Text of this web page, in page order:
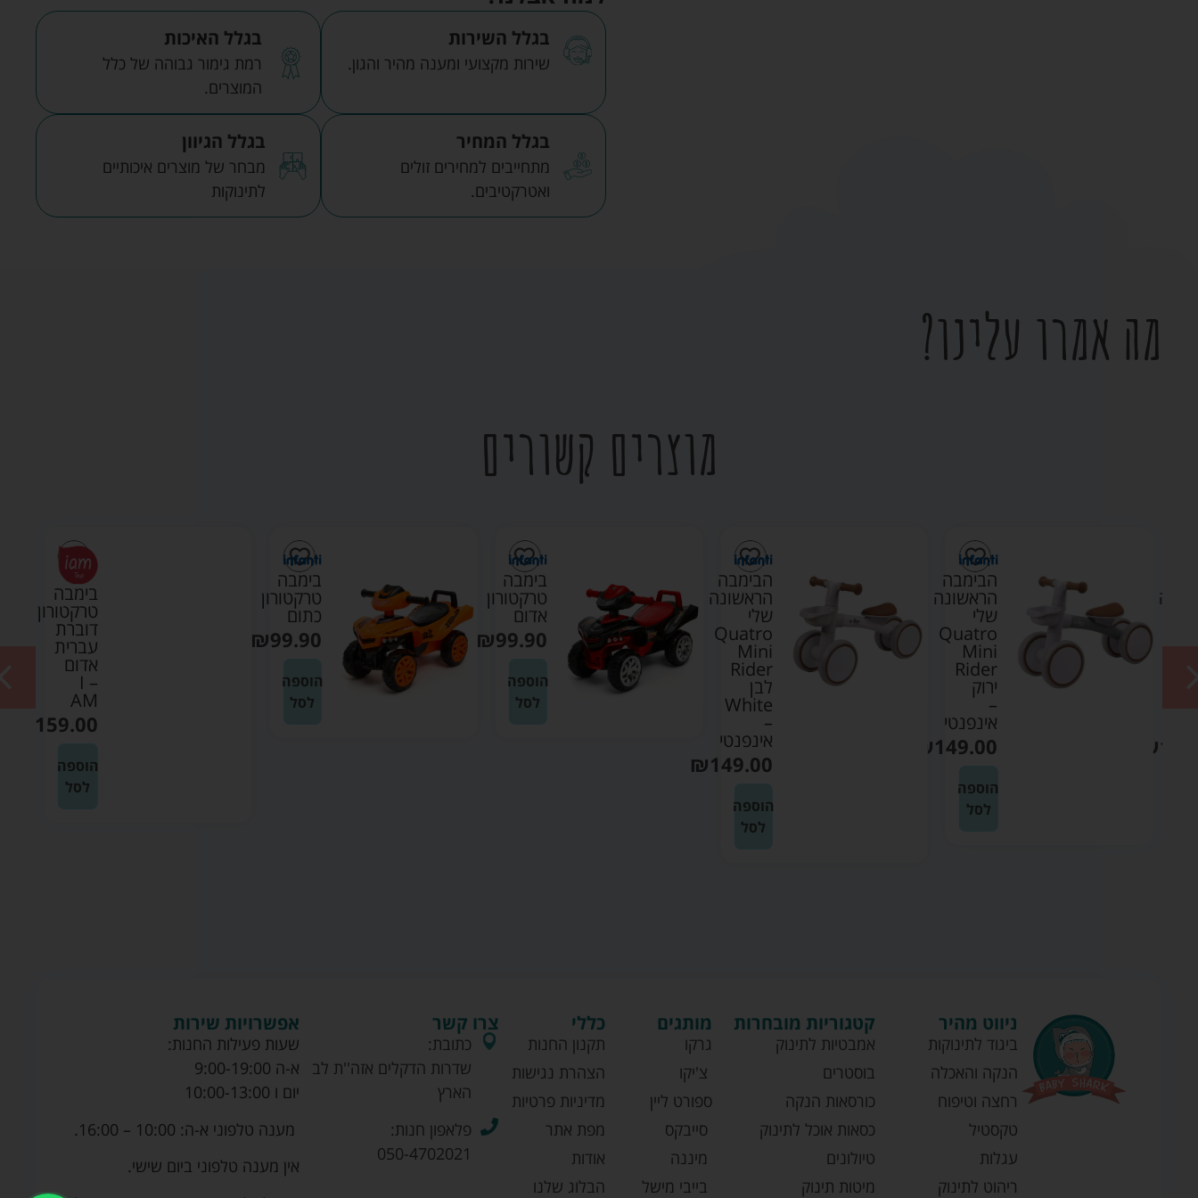
בגלל השירות
שירות מקצועי ומענה מהיר והגון.
בגלל האיכות
רמת גימור גבוהה של כלל
המוצרים.
בגלל המחיר
מתחייבים למחירים זולים
ואטרקטיבים.
בגלל הגיוון
מבחר של מוצרים איכותיים
לתינוקות
מה אמרו עלינו?
מוצרים קשורים
₪
הבימבה
הראשונה
שלי
Quatro
Mini
Rider
ירוק
–
אינפנטי
₪149.00
הוספה
לסל
הבימבה
הראשונה
שלי
Quatro
Mini
Rider
לבן
White
–
אינפנטי
₪149.00
הוספה
לסל
בימבה
טרקטורון
אדום
₪99.90
הוספה
לסל
בימבה
טרקטורון
כתום
₪99.90
הוספה
לסל
בימבה
טרקטורון
דוברת
עברית
אדום
– I
AM
159.00
הוספה
לסל
ניווט מהיר
ביגוד לתינוקות
הנקה והאכלה
רחצה וטיפוח
טקסטיל
עגלות
ריהוט לתינוק
קטגוריות מובחרות
אמבטיות לתינוק
בוסטרים
כורסאות הנקה
כסאות אוכל לתינוק
טיולונים
מיטות תינוק
מותגים
גרקו
צ'יקו
ספורט ליין
סייבקס
מיננה
בייבי מישל
כללי
תקנון החנות
הצהרת נגישות
מדיניות פרטיות
מפת אתר
אודות
הבלוג שלנו
צרו קשר
כתובת:
שדרות הדקלים אזה''ת לב
הארץ
פלאפון חנות:
050-4702021
אפשרויות שירות
שעות פעילות החנות:
א-ה 9:00-19:00
יום ו 10:00-13:00
מענה טלפוני א-ה: 10:00 – 16:00.
אין מענה טלפוני ביום שישי.